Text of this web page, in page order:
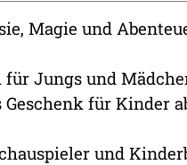
Magie und
Jungs und
für Kinder
und